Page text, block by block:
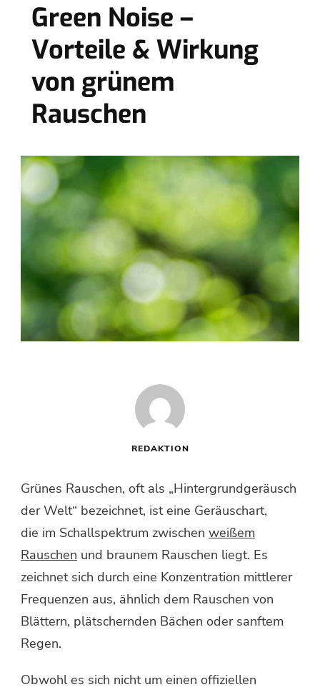
Green Noise –
Vorteile & Wirkung
von grünem
Rauschen
REDAKTION
Grünes Rauschen, oft als „Hintergrundgeräusch
der Welt“ bezeichnet, ist eine Geräuschart,
die im Schallspektrum zwischen weißem
Rauschen und braunem Rauschen liegt. Es
zeichnet sich durch eine Konzentration mittlerer
Frequenzen aus, ähnlich dem Rauschen von
Blättern, plätschernden Bächen oder sanftem
Regen.
Obwohl es sich nicht um einen offiziellen